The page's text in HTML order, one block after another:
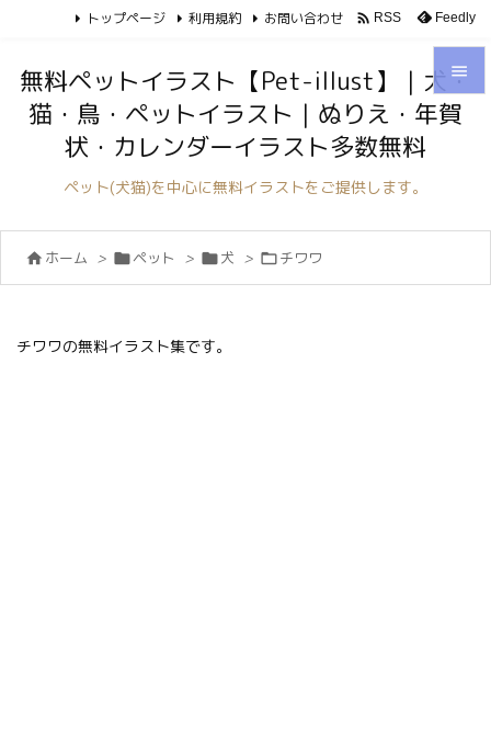



トップページ 利用規約 お問い合わせ  RSS Feedly
無料ペットイラスト【Pet-illust】｜犬・
猫・鳥・ペットイラスト｜ぬりえ・年賀
状・カレンダーイラスト多数無料
ペット(犬猫)を中心に無料イラストをご提供します。
 ホーム > ペット > 犬 > チワワ
チワワの無料イラスト集です。